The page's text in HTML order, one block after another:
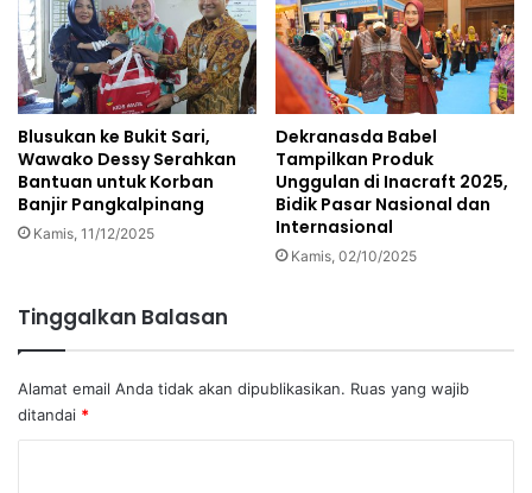
Blusukan ke Bukit Sari,
Wawako Dessy Serahkan
Bantuan untuk Korban
Banjir Pangkalpinang
Kamis, 11/12/2025
Dekranasda Babel
Tampilkan Produk
Unggulan di Inacraft 2025,
Bidik Pasar Nasional dan
Internasional
Kamis, 02/10/2025
Tinggalkan Balasan
Alamat email Anda tidak akan dipublikasikan. Ruas yang wajib
ditandai *